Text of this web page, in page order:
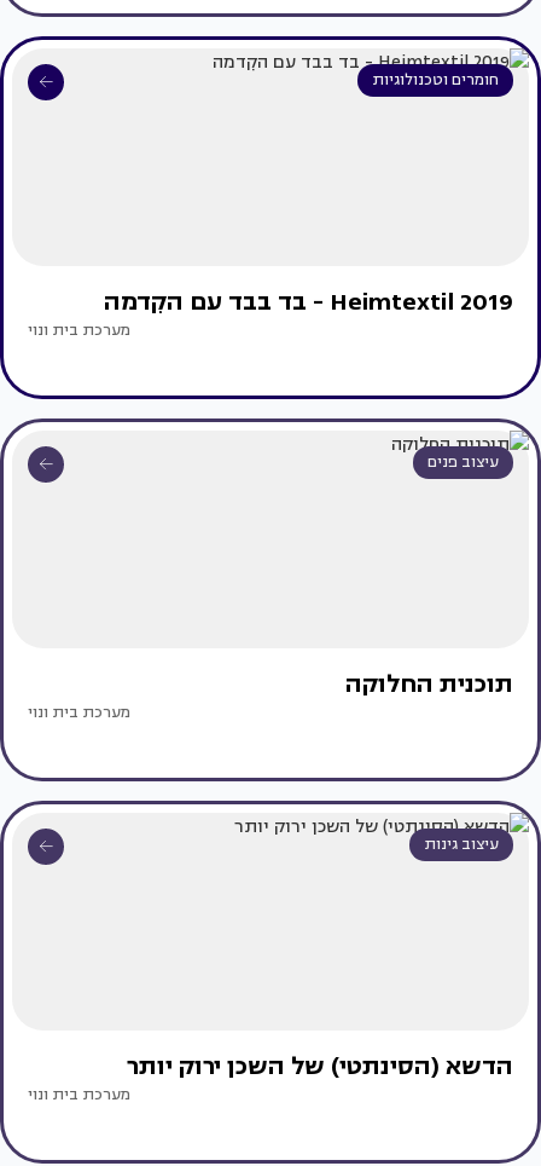
חומרים וטכנולוגיות
Heimtextil 2019 - בד בבד עם הקִדמה
מערכת בית ונוי
עיצוב פנים
תוכנית החלוקה
מערכת בית ונוי
עיצוב גינות
הדשא (הסינתטי) של השכן ירוק יותר
מערכת בית ונוי